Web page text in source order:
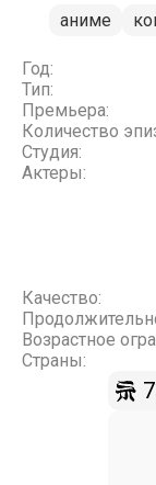
аниме
Год:
Тип:
Премьера:
Количество
Студия:
Актеры:
Качество:
Возрастное
Страны: